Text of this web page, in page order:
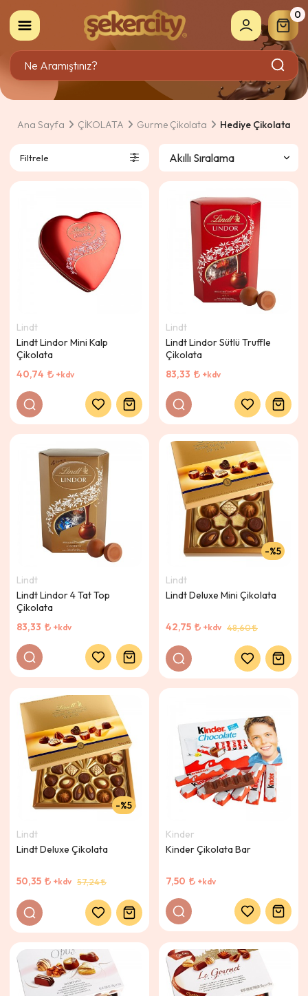
0
Ana Sayfa ÇİKOLATA Gurme Çikolata Hediye Çikolata
Filtrele
Lindt
Lindt Lindor Mini Kalp
Çikolata
40,74
+kdv
Lindt
Lindt Lindor Sütlü Truffle
Çikolata
83,33
+kdv
Lindt
Lindt Lindor 4 Tat Top
Çikolata
83,33
+kdv
Lindt
Lindt Deluxe Mini Çikolata
42,75 +kdv 48,60
%5
Lindt
Lindt Deluxe Çikolata
50,35 +kdv 57,24
%5
Kinder
Kinder Çikolata Bar
7,50 +kdv